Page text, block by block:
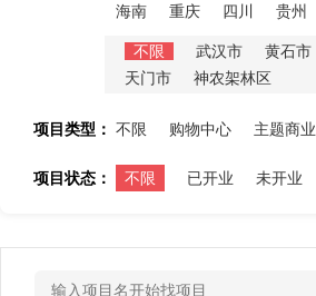
海南
重庆 四川 贵州
不限 武汉市 黄石市
天门市
神农架林区
项目类型： 不限 购物中心 主题商业
项目状态： 不限 已开业 未开业